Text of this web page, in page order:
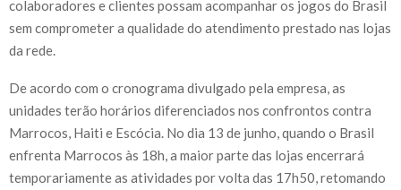
colaboradores e clientes possam acompanhar os jogos do Brasil
sem comprometer a qualidade do atendimento prestado nas lojas
da rede.
De acordo com o cronograma divulgado pela empresa, as
unidades terão horários diferenciados nos confrontos contra
Marrocos, Haiti e Escócia. No dia 13 de junho, quando o Brasil
enfrenta Marrocos às 18h, a maior parte das lojas encerrará
temporariamente as atividades por volta das 17h50, retomando